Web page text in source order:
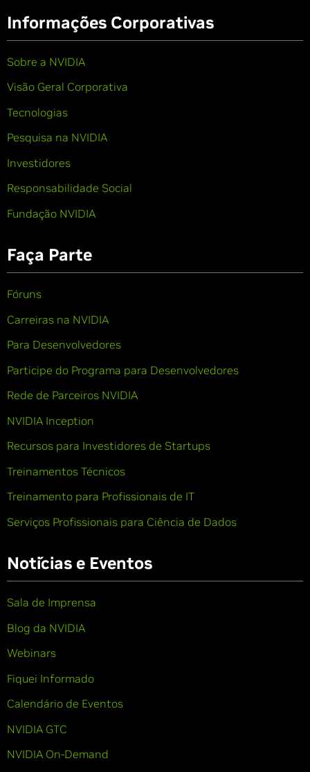
Informações Corporativas
Sobre a NVIDIA
Visão Geral Corporativa
Tecnologias
Pesquisa na NVIDIA
Investidores
Responsabilidade Social
Fundação NVIDIA
Faça Parte
Fóruns
Carreiras na NVIDIA
Para Desenvolvedores
Participe do Programa para Desenvolvedores
Rede de Parceiros NVIDIA
NVIDIA Inception
Recursos para Investidores de Startups
Treinamentos Técnicos
Treinamento para Profissionais de IT
Serviços Profissionais para Ciência de Dados
Notícias e Eventos
Sala de Imprensa
Blog da NVIDIA
Webinars
Fiquei Informado
Calendário de Eventos
NVIDIA GTC
NVIDIA On-Demand